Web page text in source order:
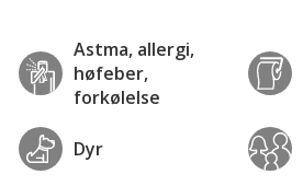
Astma, allergi,
høfeber,
forkølelse
Dyr